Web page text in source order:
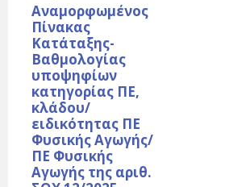
Αναμορφωμένος
Πίνακας
Κατάταξης-
Βαθμολογίας
υποψηφίων
κατηγορίας ΠΕ,
κλάδου/
ειδικότητας ΠΕ
Φυσικής Αγωγής/
ΠΕ Φυσικής
Αγωγής της αριθ.